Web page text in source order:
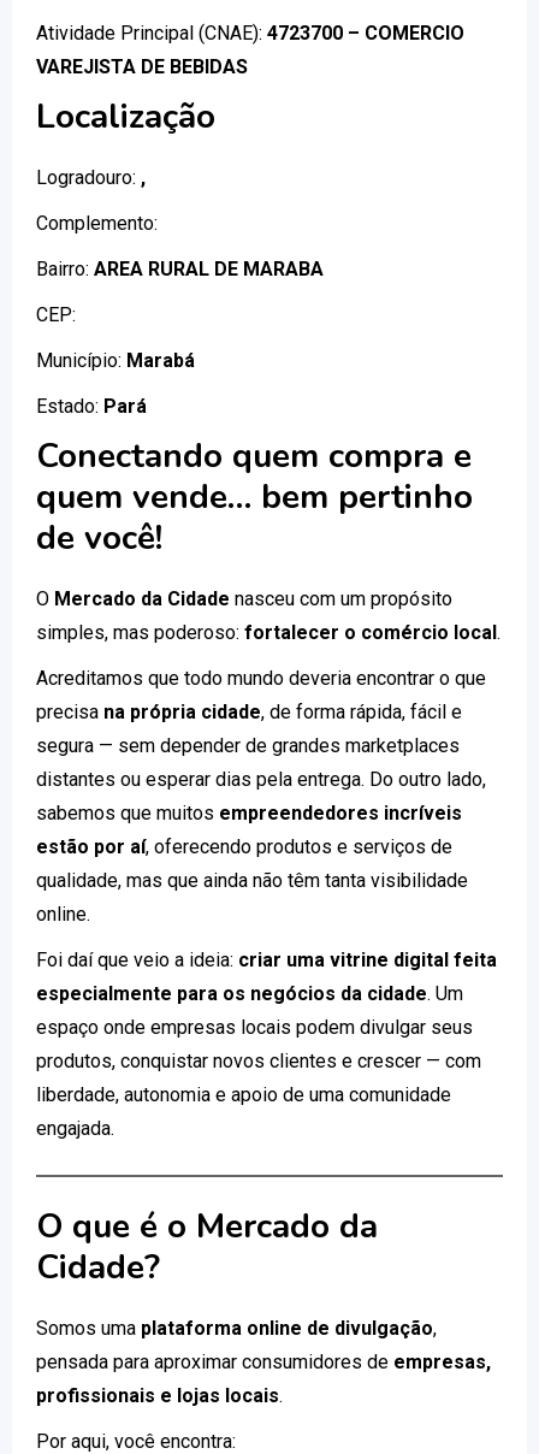
Atividade Principal (CNAE): 4723700 – COMERCIO
VAREJISTA DE BEBIDAS
Localização
Logradouro: ,
Complemento:
Bairro: AREA RURAL DE MARABA
CEP:
Município: Marabá
Estado: Pará
Conectando quem compra e
quem vende… bem pertinho
de você!
O Mercado da Cidade nasceu com um propósito
simples, mas poderoso: fortalecer o comércio local.
Acreditamos que todo mundo deveria encontrar o que
precisa na própria cidade, de forma rápida, fácil e
segura — sem depender de grandes marketplaces
distantes ou esperar dias pela entrega. Do outro lado,
sabemos que muitos empreendedores incríveis
estão por aí, oferecendo produtos e serviços de
qualidade, mas que ainda não têm tanta visibilidade
online.
Foi daí que veio a ideia: criar uma vitrine digital feita
especialmente para os negócios da cidade. Um
espaço onde empresas locais podem divulgar seus
produtos, conquistar novos clientes e crescer — com
liberdade, autonomia e apoio de uma comunidade
engajada.
O que é o Mercado da
Cidade?
Somos uma plataforma online de divulgação,
pensada para aproximar consumidores de empresas,
profissionais e lojas locais.
Por aqui, você encontra: